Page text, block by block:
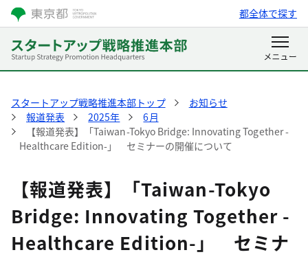
都全体で探す
スタートアップ戦略推進本部トップ
お知らせ
報道発表
2025年
6月
【報道発表】「Taiwan-Tokyo Bridge: Innovating Together -
Healthcare Edition-」 セミナーの開催について
【報道発表】「Taiwan-Tokyo
Bridge: Innovating Together -
Healthcare Edition-」 セミナ